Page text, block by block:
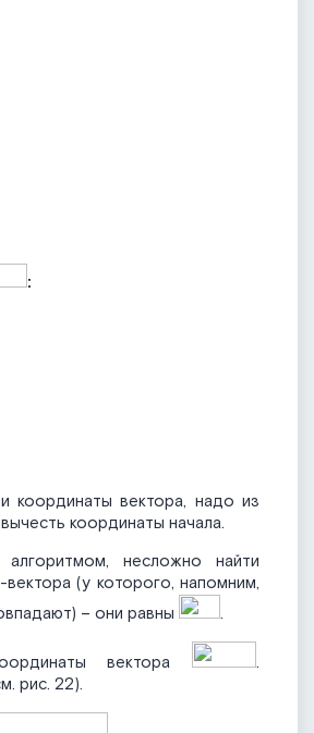
:
координаты вектора, надо из
координаты начала.
алгоритмом, несложно найти
(у которого, напомним,
– они равны
.
вектора
.
рис. 22).